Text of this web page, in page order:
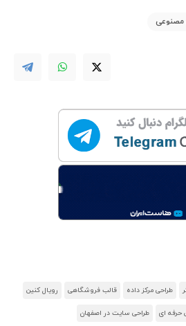
طراحی مرکز داده قالب فروشگاهی رویال کنین
ای طراحی سایت در اصفهان